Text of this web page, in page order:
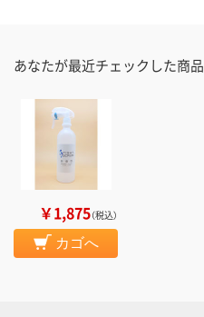
あなたが最近チェックした商品
￥1,875（税込）
カゴへ